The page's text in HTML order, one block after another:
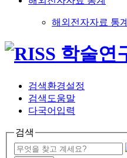
해외전자자료 통계
검색환경설정
검색도움말
다국어입력
검색